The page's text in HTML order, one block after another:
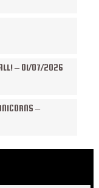
– 01/07/2026
–